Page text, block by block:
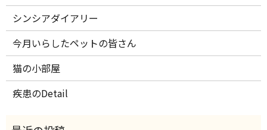
シンシアダイアリー
今月いらしたペットの皆さん
猫の小部屋
疾患のDetail